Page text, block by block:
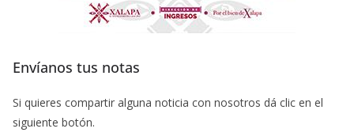
Envíanos tus notas
Si quieres compartir alguna noticia con nosotros dá clic en el
siguiente botón.